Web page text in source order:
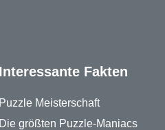
Interessante Fakten
Puzzle Meisterschaft
Die größten Puzzle-Maniacs